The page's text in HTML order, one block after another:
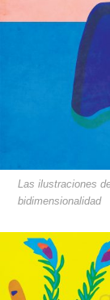
Las ilustraciones
bidimensionalidad